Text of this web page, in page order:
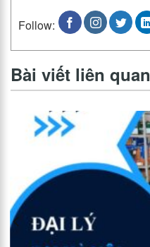
Follow:
Bài viết liên quan